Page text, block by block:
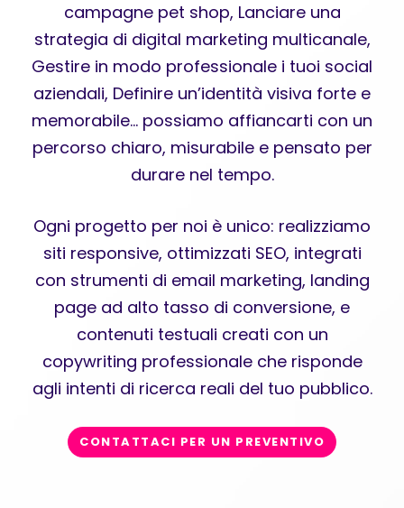
campagne pet shop, Lanciare una
strategia di digital marketing multicanale,
Gestire in modo professionale i tuoi social
aziendali, Definire un’identità visiva forte e
memorabile… possiamo affiancarti con un
percorso chiaro, misurabile e pensato per
durare nel tempo.
Ogni progetto per noi è unico: realizziamo
siti responsive, ottimizzati SEO, integrati
con strumenti di email marketing, landing
page ad alto tasso di conversione, e
contenuti testuali creati con un
copywriting professionale che risponde
agli intenti di ricerca reali del tuo pubblico.
CONTATTACI PER UN PREVENTIVO